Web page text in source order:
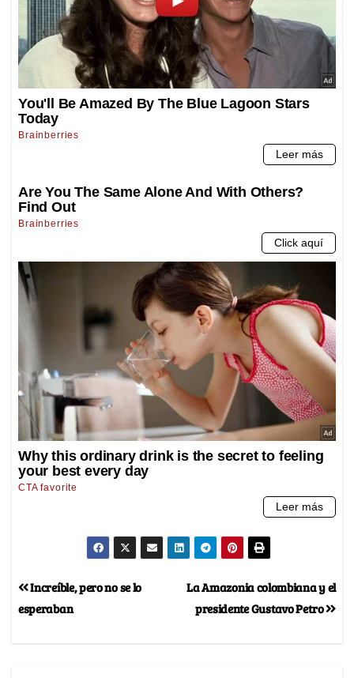
La Amazonia colombiana y el
presidente Gustavo Petro
Increíble, pero no se lo
esperaban